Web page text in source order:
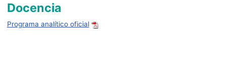
Docencia
Programa analítico oficial